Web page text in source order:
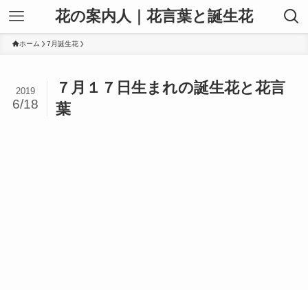
花の案内人｜花言葉と誕生花
ホーム 7月誕生花
７月１７日生まれの誕生花と花言
葉
2019
6/18